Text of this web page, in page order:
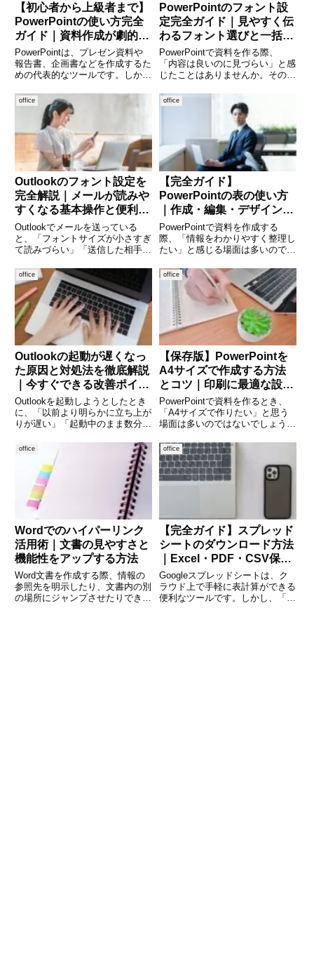
【初心者から上級者まで】
PowerPointの使い方完全
ガイド｜資料作成が劇的に
変わるコツ
PowerPointは、プレゼン資料や
報告書、企画書などを作成するた
めの代表的なツールです。しか
「見栄えがよくならない」と感じ
ている方も多いのではないでしょ
うか。本記事では、PowerPoint
の基本操作から実践
PowerPointのフォント設
定完全ガイド｜見やすく伝
わるフォント選びと一括変
更の方法
PowerPointで資料を作る際、
「内容は良いのに見づらい」と感
じたことはありませんか。その原
フォントは、資料の印象や読みや
すさを大きく左右する重要な要素
です。適切なフォントを選び、統
一することで、資料の完成
office
Outlookのフォント設定を
完全解説｜メールが読みや
すくなる基本操作と便利な
設定まとめ
Outlookでメールを送っている
と、「フォントサイズが小さすぎ
て読みづらい」「送信した相手に
「標準フォントを変えたいけれ
ど、どこで設定するのかわからな
い」などの悩みを感じることがあ
ります。Outlookは高機
office
【完全ガイド】
PowerPointの表の使い方
｜作成・編集・デザインま
で徹底解説
PowerPointで資料を作成する
際、「情報をわかりやすく整理し
たい」と感じる場面は多いのでは
立つのが「表（テーブル）」機能
です。数値データや比較情報を整
理するだけでなく、視覚的にも見
やすいスライドを作ること
office
Outlookの起動が遅くなっ
た原因と対処法を徹底解説
｜今すぐできる改善ポイン
トまとめ
Outlookを起動しようとしたとき
に、「以前より明らかに立ち上が
りが遅い」「起動中のまま数分待
トレスを感じる」といった経験は
ありませんか。Outlookの起動が
遅くなる原因は一つではなく、ア
ドイン、データファ
office
【保存版】PowerPointを
A4サイズで作成する方法
とコツ｜印刷に最適な設定
とデザイン術
PowerPointで資料を作るとき、
「A4サイズで作りたい」と思う
場面は多いのではないでしょう
アル、社内報など、印刷を前提に
した資料ではA4サイズが基本に
なります。しかし、PowerPoint
は初期設定がスラ
office
Wordでのハイパーリンク
活用術｜文書の見やすさと
機能性をアップする方法
Word文書を作成する際、情報の
参照先を明示したり、文書内の別
の場所にジャンプさせたりできる
office
【完全ガイド】スプレッド
シートのダウンロード方法
｜Excel・PDF・CSV保存
まで徹底解説
Googleスプレッドシートは、ク
ラウド上で手軽に表計算ができる
便利なツールです。しかし、「オ